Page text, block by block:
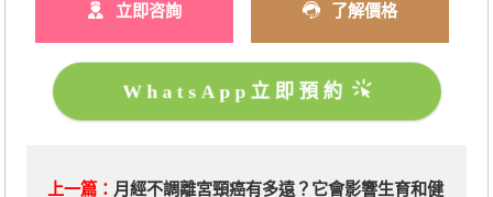
立即咨詢 了解價格
WhatsApp立即預約
上一篇： 月經不調離宮頸癌有多遠？它會影響生育和健